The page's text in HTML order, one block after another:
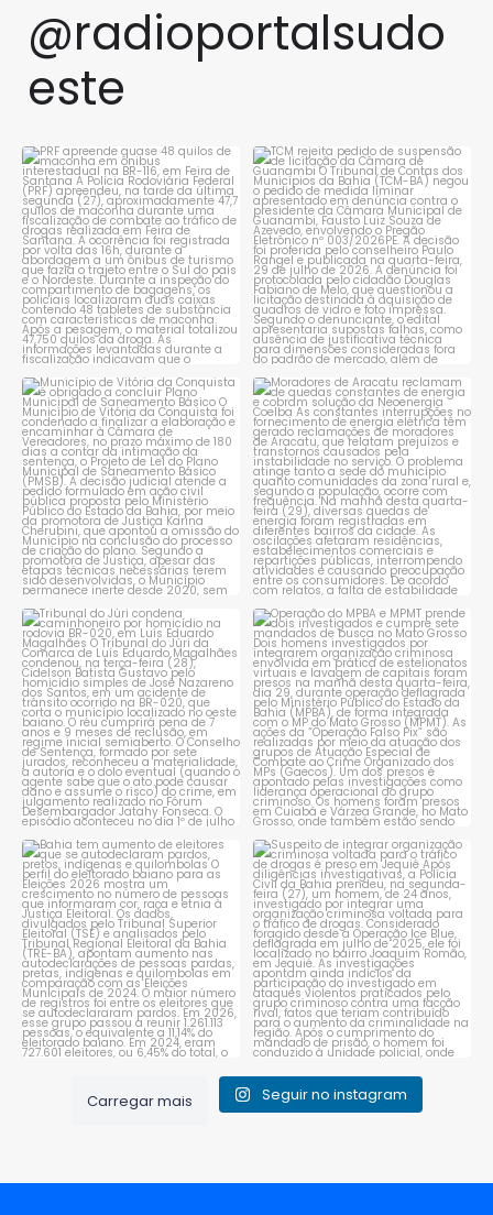
@radioportalsudo
este
PRF apreende quase 48 quilos
de maconha em ônibus...
1 0
TCM rejeita pedido de
suspensão de licitação da...
1 0
Município de Vitória da
Conquista é obrigado a...
1 0
Moradores de Aracatu
reclamam de quedas
constantes ...
1 0
Tribunal do Júri condena
caminhoneiro por...
1 0
Operação do MPBA e MPMT
prende dois investigados e...
1 0
Bahia tem aumento de eleitores
que se autodeclaram...
1 0
Suspeito de integrar
organização criminosa
voltada...
1 0
Carregar mais Seguir no instagram